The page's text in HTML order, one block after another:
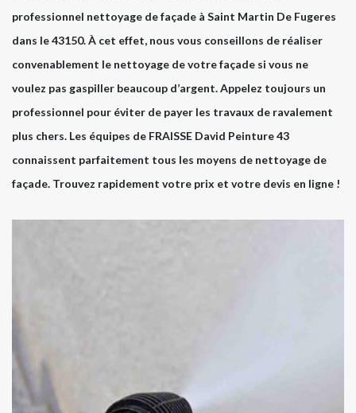
professionnel nettoyage de façade à Saint Martin De Fugeres
dans le 43150. À cet effet, nous vous conseillons de réaliser
convenablement le nettoyage de votre façade si vous ne
voulez pas gaspiller beaucoup d’argent. Appelez toujours un
professionnel pour éviter de payer les travaux de ravalement
plus chers. Les équipes de FRAISSE David Peinture 43
connaissent parfaitement tous les moyens de nettoyage de
façade. Trouvez rapidement votre prix et votre devis en ligne !